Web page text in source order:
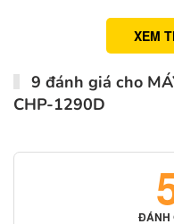
XEM
9 đánh giá cho
CHP-1290D
ĐÁNH